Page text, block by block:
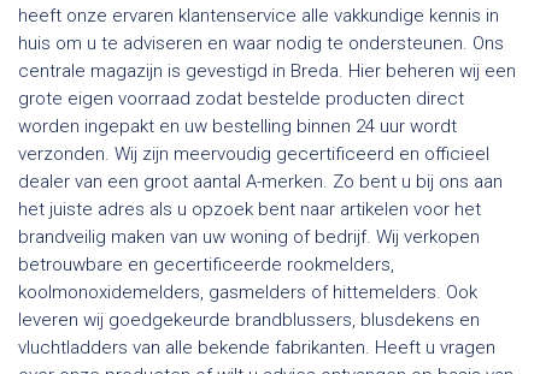
heeft onze ervaren klantenservice alle vakkundige kennis in
huis om u te adviseren en waar nodig te ondersteunen. Ons
centrale magazijn is gevestigd in Breda. Hier beheren wij een
grote eigen voorraad zodat bestelde producten direct
worden ingepakt en uw bestelling binnen 24 uur wordt
verzonden. Wij zijn meervoudig gecertificeerd en officieel
dealer van een groot aantal A-merken. Zo bent u bij ons aan
het juiste adres als u opzoek bent naar artikelen voor het
brandveilig maken van uw woning of bedrijf. Wij verkopen
betrouwbare en gecertificeerde rookmelders,
koolmonoxidemelders, gasmelders of hittemelders. Ook
leveren wij goedgekeurde brandblussers, blusdekens en
vluchtladders van alle bekende fabrikanten. Heeft u vragen